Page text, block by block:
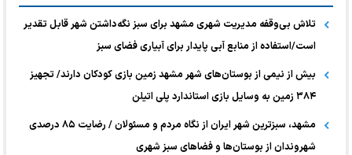
تلاش بی‌وقفه مدیریت شهری مشهد برای سبز نگه‌داشتن شهر قابل تقدیر
است/استفاده از منابع آبی پایدار برای آبیاری فضای سبز
بیش از نیمی از بوستان‌های شهر مشهد زمین بازی کودکان دارند/ تجهیز
۳۸۴ زمین به وسایل بازی استاندارد پلی اتیلن
مشهد، سبزترین شهر ایران از نگاه مردم و مسئولان / رضایت ۸۵ درصدی
شهروندان از بوستان‌ها و فضاهای سبز شهری